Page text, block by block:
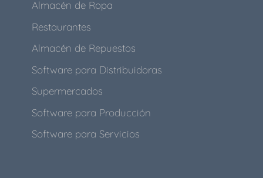
Almacén de Ropa
Restaurantes
Almacén de Repuestos
Software para Distribuidoras
Supermercados
Software para Producción
Software para Servicios